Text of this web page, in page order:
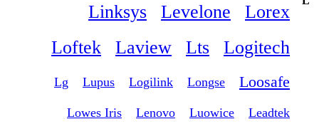
Lorex
Levelone
Linksys
Logitech
Lts
Laview
Loftek
Loosafe
Longse
Logilink
Lupus
Lg
Leadtek
Luowice
Lenovo
Lowes Iris